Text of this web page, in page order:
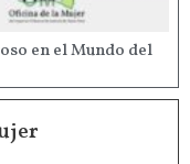
en el Mundo del